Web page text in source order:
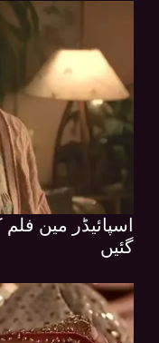
اسپائیڈر مین
گئیں